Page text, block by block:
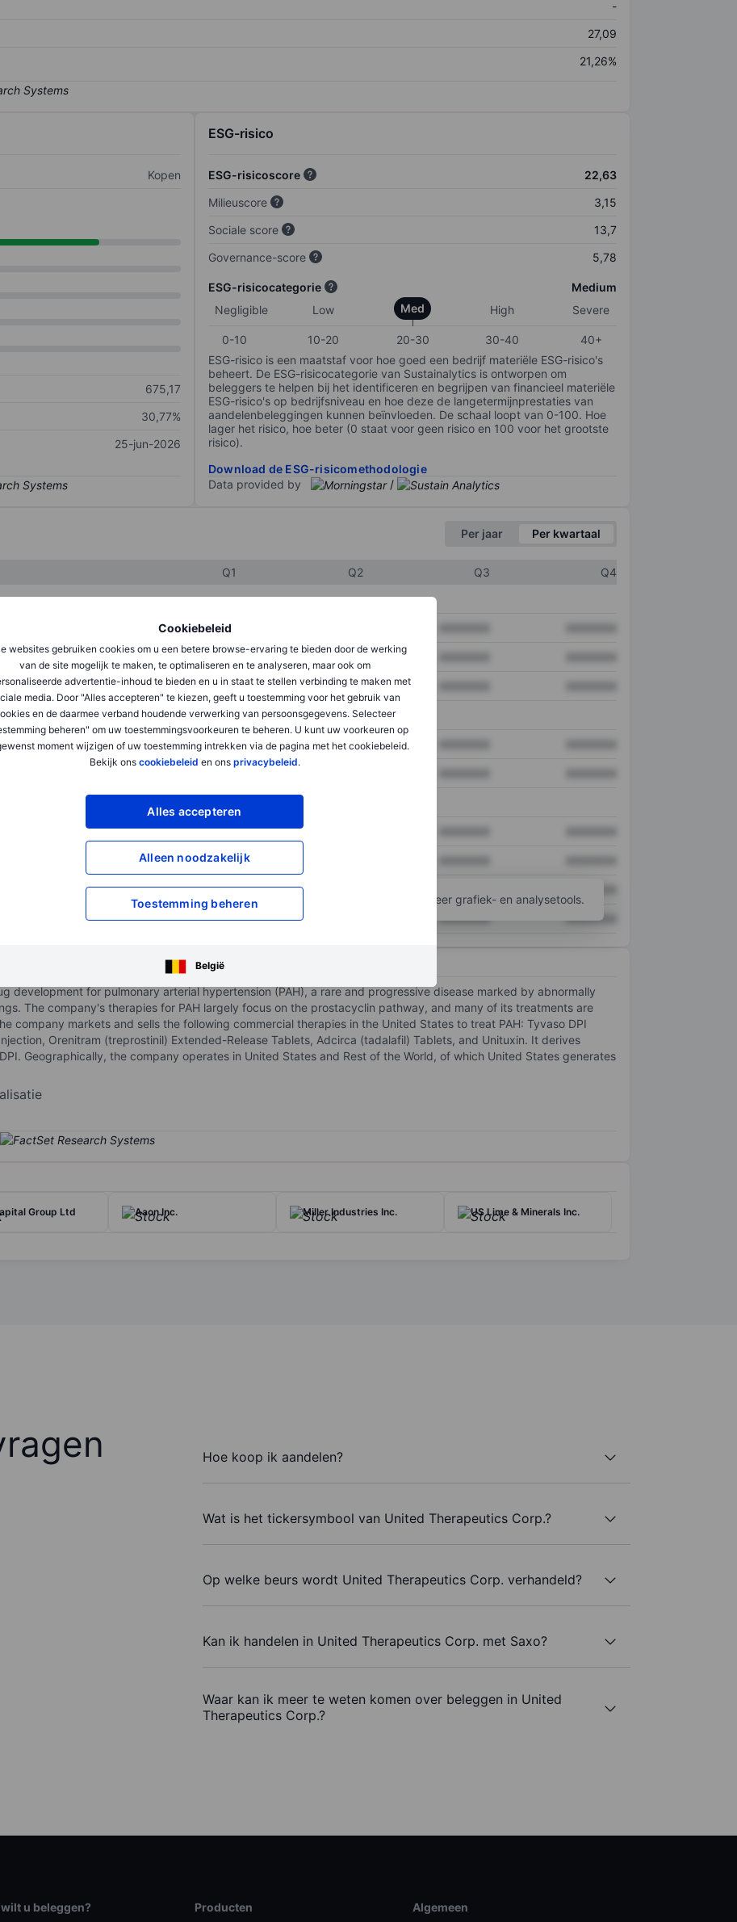
Cookiebeleid
websites gebruiken cookies om u een betere browse-ervaring te bieden door de werking
van de site mogelijk te maken, te optimaliseren en te analyseren, maar ook om
advertentie-inhoud te bieden en u in staat te stellen verbinding te maken met
media. Door "Alles accepteren" te kiezen, geeft u toestemming voor het gebruik van
en de daarmee verband houdende verwerking van persoonsgegevens. Selecteer
beheren" om uw toestemmingsvoorkeuren te beheren. U kunt uw voorkeuren op
moment wijzigen of uw toestemming intrekken via de pagina met het cookiebeleid.
Bekijk ons cookiebeleid en ons privacybeleid.
Alles accepteren
Alleen noodzakelijk
Toestemming beheren
België
-
27,09
21,26%
Kopen
675,17
30,77%
25-jun-2026
ESG-risico
ESG-risicoscore
22,63
Milieuscore
3,15
Sociale score
13,7
Governance-score
5,78
ESG-risicocategorie
Medium
Negligible
Low Med High Severe
0-10 10-20 20-30 30-40
40+
ESG-risico is een maatstaf voor hoe goed een bedrijf materiële ESG-risico's
beheert. De ESG-risicocategorie van Sustainalytics is ontworpen om
beleggers te helpen bij het identificeren en begrijpen van financieel materiële
ESG-risico's op bedrijfsniveau en hoe deze de langetermijnprestaties van
aandelenbeleggingen kunnen beïnvloeden. De schaal loopt van 0-100. Hoe
lager het risico, hoe beter (0 staat voor geen risico en 100 voor het grootste
risico).
Download de ESG-risicomethodologie
Data provided by
/
Per jaar Per kwartaal
Q1 Q2 Q3
Q4
XXXXXXX
XXXXXXX XXXXXXX
XXXXXXX XXXXXXX
XXXXXXX XXXXXXX
XXXXXXX
XXXXXXX
XXXXXXX
XXXXXXX XXXXXXX XXXXXXX
Open een rekening om toegang te krijgen tot meer grafiek- en analysetools.
development for pulmonary arterial hypertension (PAH), a rare and progressive disease marked by abnormally
The company's therapies for PAH largely focus on the prostacyclin pathway, and many of its treatments are
company markets and sells the following commercial therapies in the United States to treat PAH: Tyvaso DPI
Orenitram (treprostinil) Extended-Release Tablets, Adcirca (tadalafil) Tablets, and Unituxin. It derives
Geographically, the company operates in United States and Rest of the World, of which United States generates
Group Ltd Aaon Inc. Miller Industries Inc. US Lime & Minerals Inc.
Hoe koop ik aandelen?
Wat is het tickersymbool van United Therapeutics Corp.?
Op welke beurs wordt United Therapeutics Corp. verhandeld?
Kan ik handelen in United Therapeutics Corp. met Saxo?
Waar kan ik meer te weten komen over beleggen in United
Therapeutics Corp.?
wilt u beleggen? Producten Algemeen